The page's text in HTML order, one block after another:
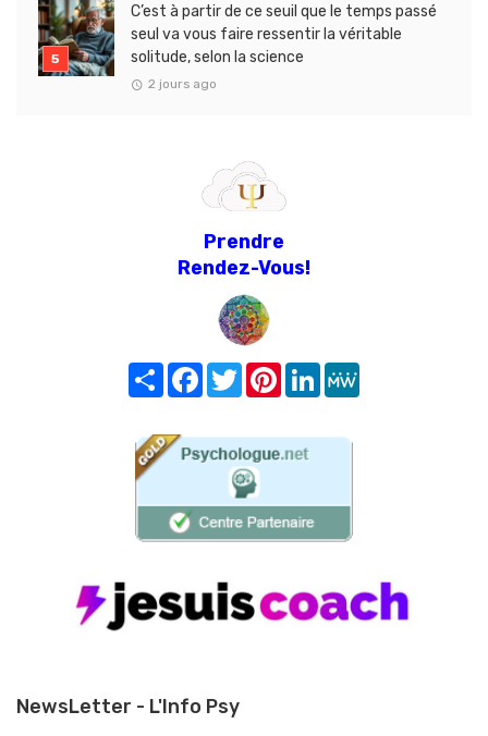
C’est à partir de ce seuil que le temps passé
seul va vous faire ressentir la véritable
solitude, selon la science
2 jours ago
Prendre
Rendez-Vous!
Share FacebookTwitterPinterest
LinkedIn
NewsLetter - L'Info Psy